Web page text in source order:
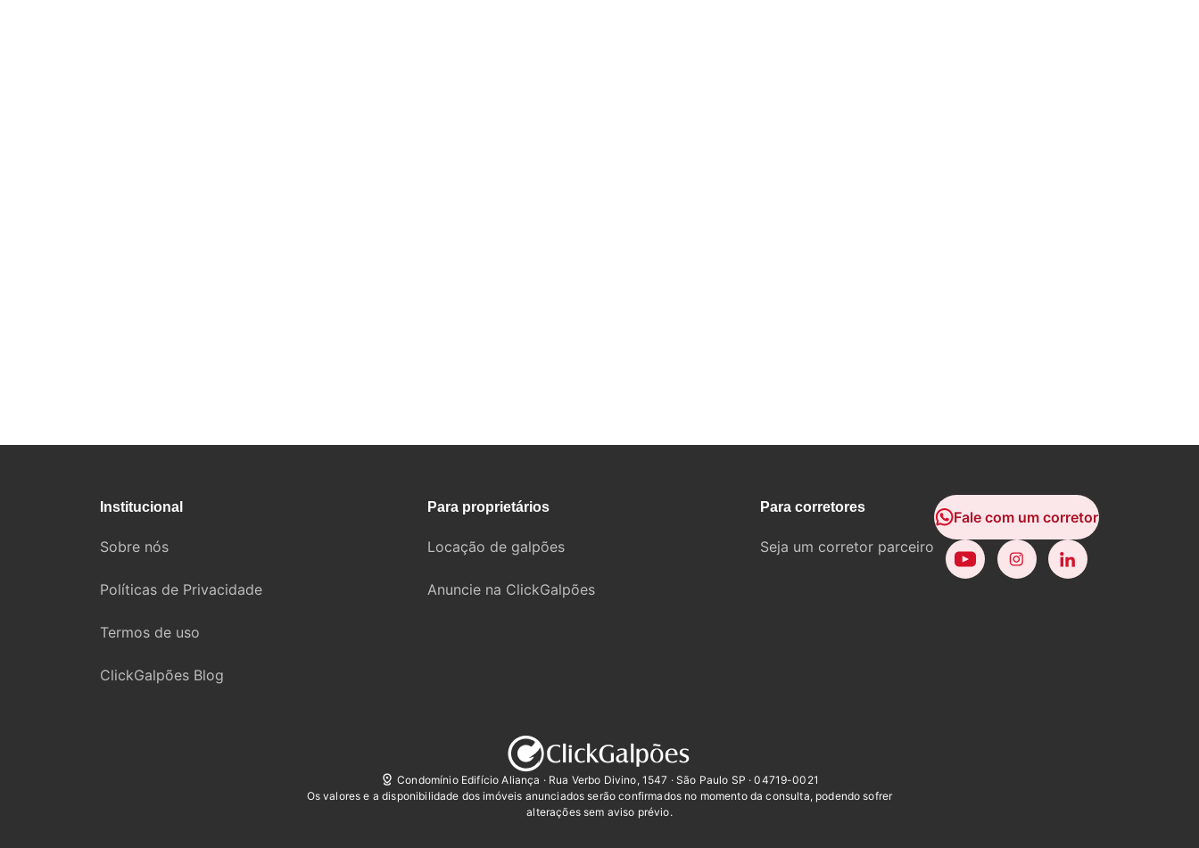
Institucional
Sobre nós
Políticas de Privacidade
Termos de uso
ClickGalpões Blog
Para proprietários
Locação de galpões
Anuncie na ClickGalpões
Para corretores
Seja um corretor parceiro
Fale com um corretor
Condomínio Edifício Aliança · Rua Verbo Divino, 1547 · São Paulo SP · 04719-0021
Os valores e a disponibilidade dos imóveis anunciados serão confirmados no momento da consulta, podendo sofrer
alterações sem aviso prévio.